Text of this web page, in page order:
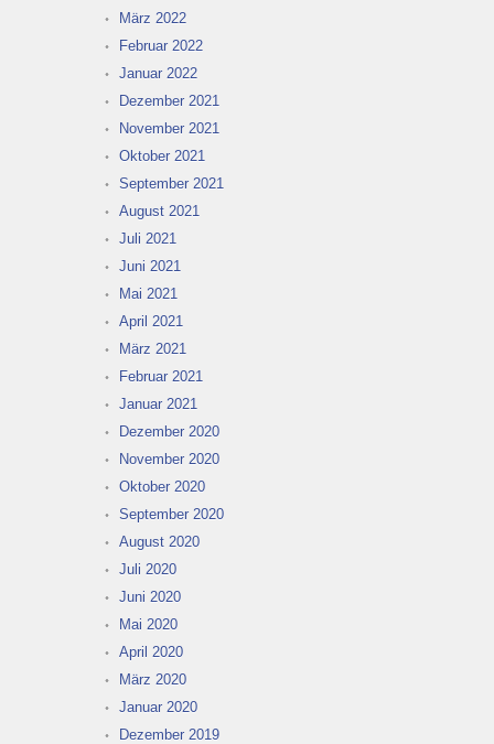
März 2022
Februar 2022
Januar 2022
Dezember 2021
November 2021
Oktober 2021
September 2021
August 2021
Juli 2021
Juni 2021
Mai 2021
April 2021
März 2021
Februar 2021
Januar 2021
Dezember 2020
November 2020
Oktober 2020
September 2020
August 2020
Juli 2020
Juni 2020
Mai 2020
April 2020
März 2020
Januar 2020
Dezember 2019